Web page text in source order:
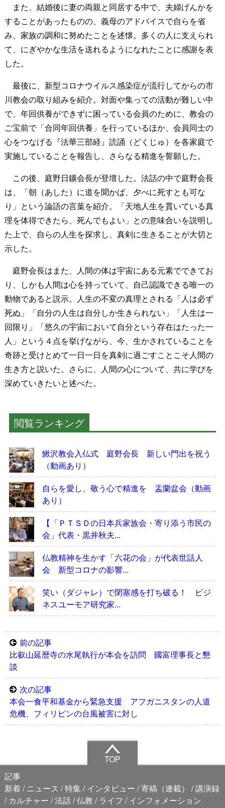
また、結婚後に妻の両親と同居する中で、夫婦げんかを
することがあったものの、義母のアドバイスで自らを省
み、家族の調和に努めたことを述懐。多くの人に支えられ
て、にぎやかな生活を送れるようになれたことに感謝を表
した。
最後に、新型コロナウイルス感染症が流行してからの市
川教会の取り組みを紹介。対面や集っての活動が難しい中
で、年回供養ができずに困っている会員のために、教会の
ご宝前で「合同年回供養」を行っているほか、会員同士の
心をつなげる『法華三部経』読誦（どくじゅ）を各家庭で
実施していることを報告し、さらなる精進を誓願した。
この後、庭野日鑛会長が登壇した。法話の中で庭野会長
は、「朝（あした）に道を聞かば、夕べに死すとも可な
り」という論語の言葉を紹介。「天地人生を貫いている真
理を体得できたら、死んでもよい」との意味合いを説明し
た上で、自らの人生を探求し、真剣に生きることが大切と
示した。
庭野会長はまた、人間の体は宇宙にある元素でできてお
り、しかも人間は心を持っていて、自己認識できる唯一の
動物であると説示。人生の不変の真理とされる「人は必ず
死ぬ」「自分の人生は自分しか生きられない」「人生は一
回限り」「悠久の宇宙において自分という存在はたった一
人」という４点を挙げながら、今、生かされていることを
奇跡と受けとめて一日一日を真剣に過ごすことこそ人間の
生き方と説いた。さらに、人間の心について、共に学びを
深めていきたいと述べた。
閲覧ランキング
鰍沢教会入仏式 庭野会長 新しい門出を祝う
（動画あり）
自らを愛し、敬う心で精進を 盂蘭盆会（動画
あり）
【「ＰＴＳＤの日本兵家族会・寄り添う市民の
会」代表・黒井秋夫...
仏教精神を生かす「六花の会」が代表世話人
会 新型コロナの影響...
笑い（ダジャレ）で閉塞感を打ち破る！ ビジ
ネスユーモア研究家...
前の記事
比叡山延暦寺の水尾執行が本会を訪問 國富理事長と懇
談
次の記事
本会一食平和基金から緊急支援 アフガニスタンの人道
危機、フィリピンの台風被害に対し
TOP
記事
新着
ニュース 特集 インタビュー 寄稿（連載）
講演録
カルチャー 法話 仏教 ライフ インフォメーション